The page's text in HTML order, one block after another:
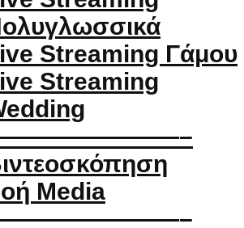
Streaming Γάμου
Streaming
Media